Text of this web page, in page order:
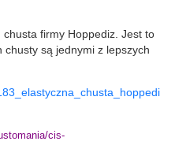
firmy Hoppediz. Jest to
są jednymi z lepszych
cis-